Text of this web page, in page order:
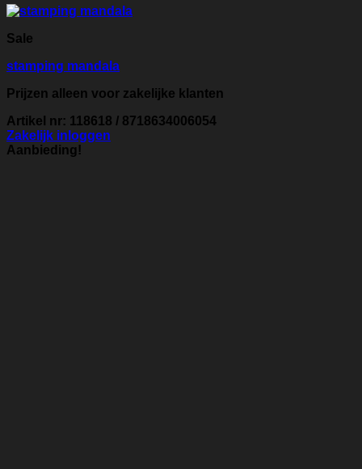
Sale
stamping mandala
Prijzen alleen voor zakelijke klanten
Artikel nr: 118618 / 8718634006054
Zakelijk inloggen
Aanbieding!